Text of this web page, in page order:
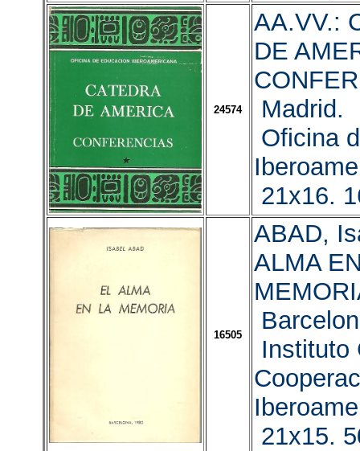
24574
AA.VV.:
DE
Madrid.
Oficina
21x16.
16505
ABAD,
ALMA
Instituto
21x15.